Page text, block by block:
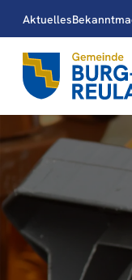
Aktuelles